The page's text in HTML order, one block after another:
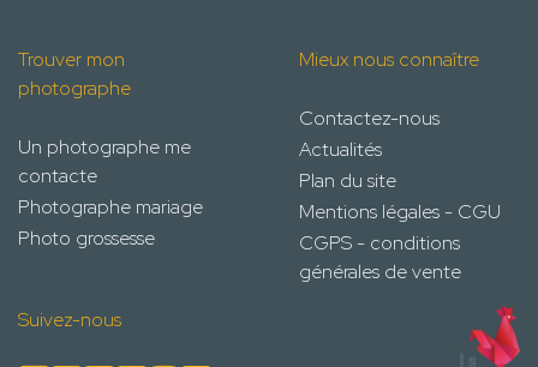
Trouver mon
photographe
Un photographe me
contacte
Photographe mariage
Photo grossesse
Mieux nous connaître
Contactez-nous
Actualités
Plan du site
Mentions légales - CGU
CGPS - conditions
générales de vente
Suivez-nous